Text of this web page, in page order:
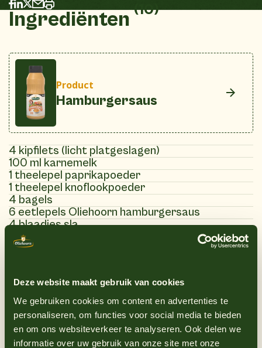
Deze website maakt gebruik van cookies
We gebruiken cookies om content en advertenties te
personaliseren, om functies voor social media te bieden
en om ons websiteverkeer te analyseren. Ook delen we
informatie over uw gebruik van onze site met onze
Ingrediënten (10)
Product
Hamburgersaus
4 kipfilets (licht platgeslagen)
100 ml karnemelk
1 theelepel paprikapoeder
1 theelepel knoflookpoeder
4 bagels
6 eetlepels Oliehoorn hamburgersaus
4 blaadjes sla
1 tomaat, in plakken
2 augurken
Instructies(8)